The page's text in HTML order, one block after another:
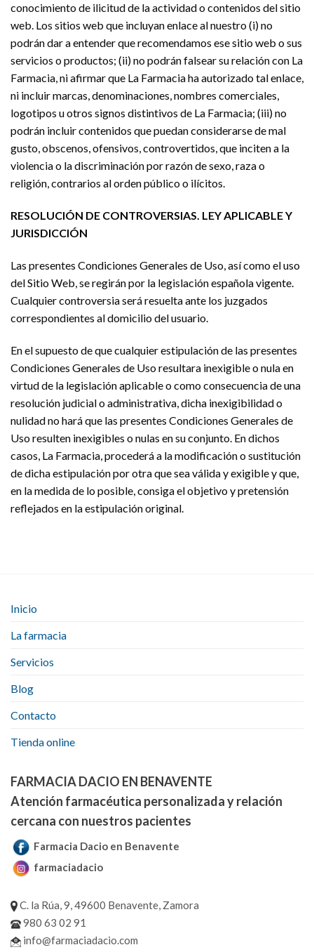
conocimiento de ilicitud de la actividad o contenidos del sitio
web. Los sitios web que incluyan enlace al nuestro (i) no
podrán dar a entender que recomendamos ese sitio web o sus
servicios o productos; (ii) no podrán falsear su relación con La
Farmacia, ni afirmar que La Farmacia ha autorizado tal enlace,
ni incluir marcas, denominaciones, nombres comerciales,
logotipos u otros signos distintivos de La Farmacia; (iii) no
podrán incluir contenidos que puedan considerarse de mal
gusto, obscenos, ofensivos, controvertidos, que inciten a la
violencia o la discriminación por razón de sexo, raza o
religión, contrarios al orden público o ilícitos.
RESOLUCIÓN DE CONTROVERSIAS. LEY APLICABLE Y
JURISDICCIÓN
Las presentes Condiciones Generales de Uso, así como el uso
del Sitio Web, se regirán por la legislación española vigente.
Cualquier controversia será resuelta ante los juzgados
correspondientes al domicilio del usuario.
En el supuesto de que cualquier estipulación de las presentes
Condiciones Generales de Uso resultara inexigible o nula en
virtud de la legislación aplicable o como consecuencia de una
resolución judicial o administrativa, dicha inexigibilidad o
nulidad no hará que las presentes Condiciones Generales de
Uso resulten inexigibles o nulas en su conjunto. En dichos
casos, La Farmacia, procederá a la modificación o sustitución
de dicha estipulación por otra que sea válida y exigible y que,
en la medida de lo posible, consiga el objetivo y pretensión
reflejados en la estipulación original.
Inicio
La farmacia
Servicios
Blog
Contacto
Tienda online
FARMACIA DACIO EN BENAVENTE
Atención farmacéutica personalizada y relación
cercana con nuestros pacientes
Farmacia Dacio en Benavente
farmaciadacio
C. la Rúa, 9, 49600 Benavente, Zamora
980 63 02 91
info@farmaciadacio.com